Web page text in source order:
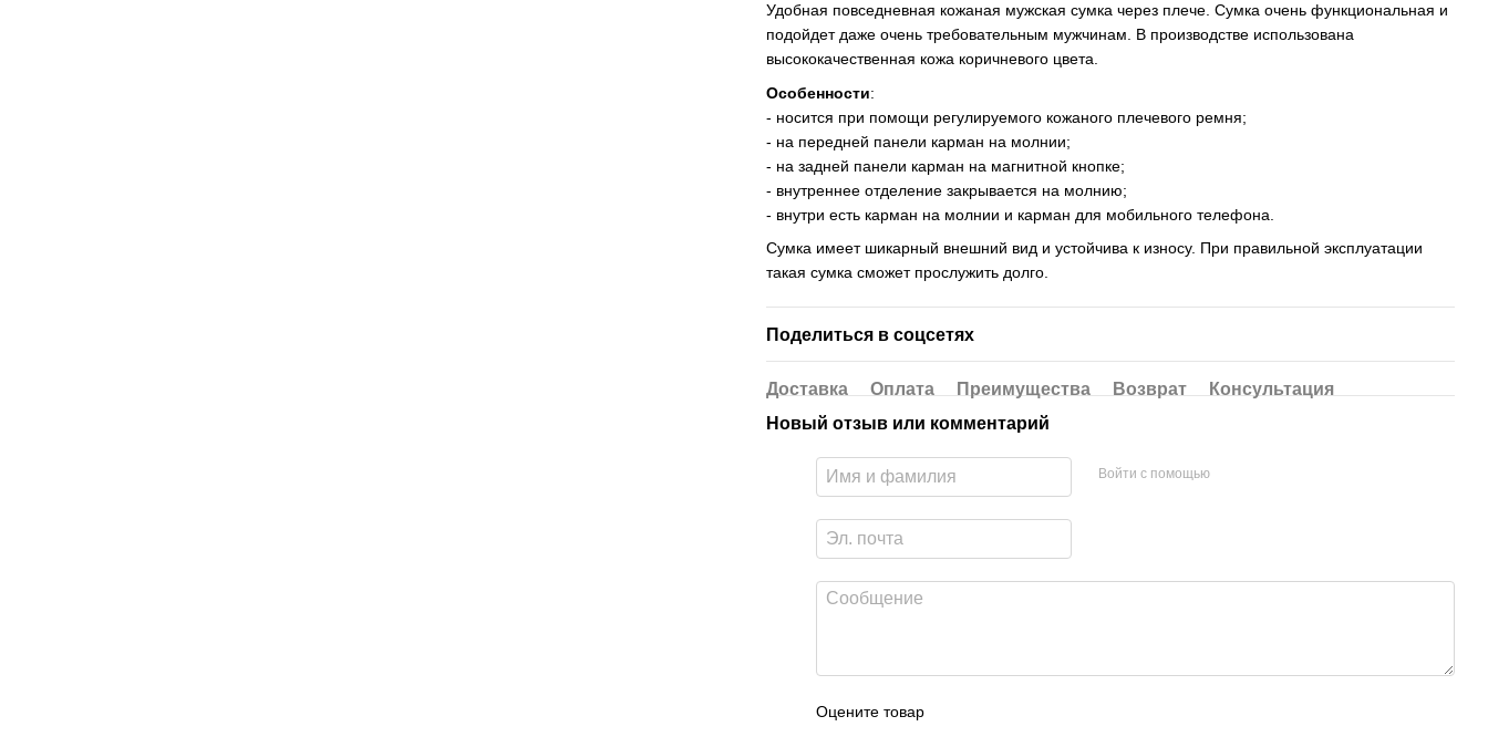
Удобная повседневная кожаная мужская сумка через плече. Сумка очень функциональная и
подойдет даже очень требовательным мужчинам. В производстве использована
высококачественная кожа коричневого цвета.
Особенности:
- носится при помощи регулируемого кожаного плечевого ремня;
- на передней панели карман на молнии;
- на задней панели карман на магнитной кнопке;
- внутреннее отделение закрывается на молнию;
- внутри есть карман на молнии и карман для мобильного телефона.
Сумка имеет шикарный внешний вид и устойчива к износу. При правильной эксплуатации
такая сумка сможет прослужить долго.
Поделиться в соцсетях
Доставка Оплата Преимущества Возврат
Консультация
Новый отзыв или комментарий
Войти с помощью
Оцените товар